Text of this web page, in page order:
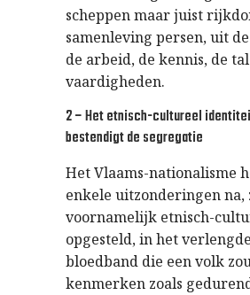
scheppen maar juist
samenleving persen, uit
de arbeid, de kennis, de
vaardigheden.
2 – Het etnisch-cultureel
bestendigt de segregatie
Het Vlaams-nationalisme
enkele uitzonderingen na,
voornamelijk etnisch-
opgesteld, in het
bloedband die een volk
kenmerken zoals